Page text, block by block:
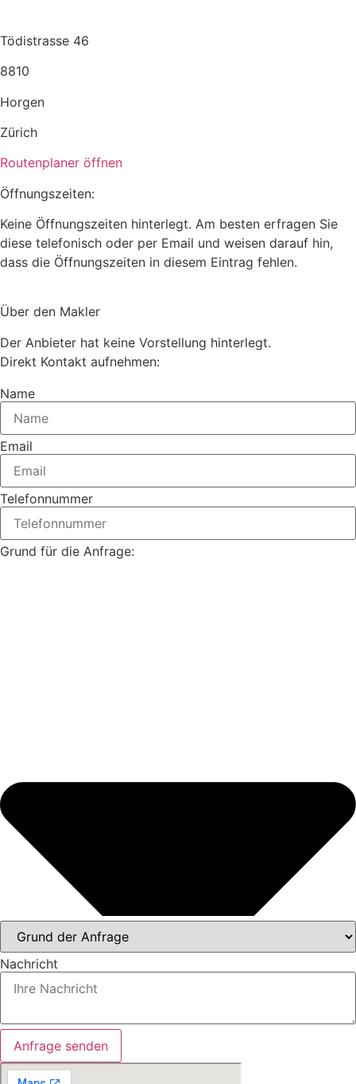
Tödistrasse 46
8810
Horgen
Zürich
Routenplaner öffnen
Öffnungszeiten:
Keine Öffnungszeiten hinterlegt. Am besten erfragen Sie
diese telefonisch oder per Email und weisen darauf hin,
dass die Öffnungszeiten in diesem Eintrag fehlen.
Über den Makler
Der Anbieter hat keine Vorstellung hinterlegt.
Direkt Kontakt aufnehmen:
Name
Email
Telefonnummer
Grund für die Anfrage:
Nachricht
Anfrage senden